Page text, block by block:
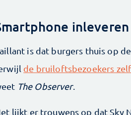
inleveren
is dat burgers thuis op
de bruiloftsbezoekers
The Observer.
lijkt er trouwens op dat Sky